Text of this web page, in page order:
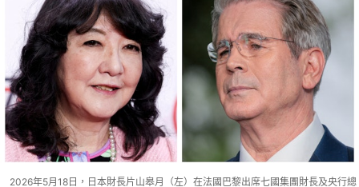
2026年5月18日，日本財長片山皋月（左）在法國巴黎出席七國集團財長及央行總